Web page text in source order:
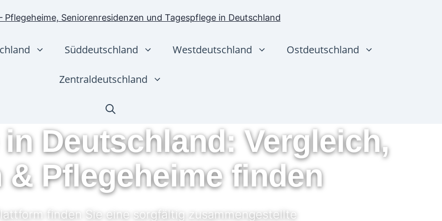
Süddeutschland Westdeutschland Ostdeutschland
Zentraldeutschland
Deutschland: Vergleich,
& Pflegeheime finden
finden Sie eine sorgfältig zusammengestellte